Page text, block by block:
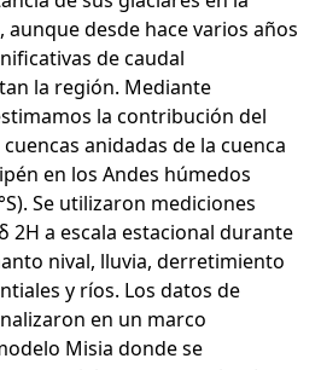
desde hace varios años
de caudal
la región. Mediante
la contribución del
anidadas de la cuenca
en los Andes húmedos
Se utilizaron mediciones
2H a escala estacional durante
nival, lluvia, derretimiento
y ríos. Los datos de
en un marco
Misia donde se